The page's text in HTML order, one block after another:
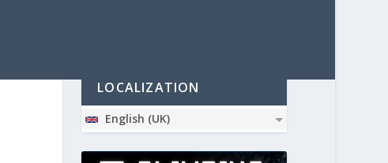
LOCALIZATION
English (UK)